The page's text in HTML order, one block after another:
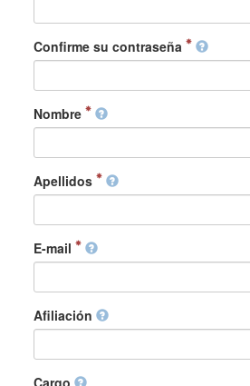
Confirme su contraseña
Nombre
Apellidos
E-mail
Afiliación
Cargo